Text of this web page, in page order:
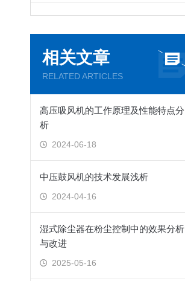
相关文章
RELATED ARTICLES
高压吸风机的工作原理及性能特点分
析
2024-06-18
中压鼓风机的技术发展浅析
2024-04-16
湿式除尘器在粉尘控制中的效果分析
与改进
2025-05-16